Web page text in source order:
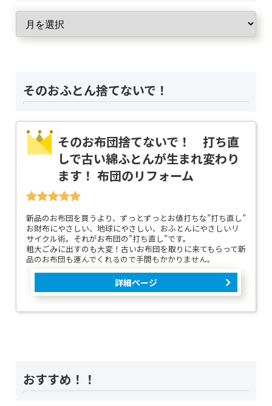
そのおふとん捨てないで！
そのお布団捨てないで！ 打ち直
しで古い綿ふとんが生まれ変わり
ます！ 布団のリフォーム
新品のお布団を買うより、ずっとずっとお値打ちな”打ち直し”
お財布にやさしい、地球にやさしい、おふとんにやさしいリ
サイクル術。それがお布団の”打ち直し”です。
粗大ごみに出すのも大変！古いお布団を取りに来てもらって新
品のお布団も運んでくれるので手間もかかりません。
詳細ページ
おすすめ！！